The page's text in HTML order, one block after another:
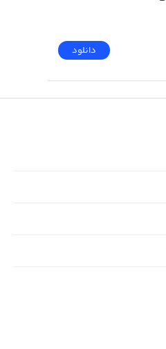
زنده ماندن در نبردهای
۸۰ خود
دانلود